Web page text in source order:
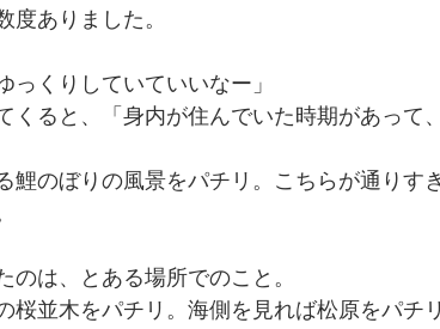
度ありました。
っくりしていていいなー」
くると、「身内が住んでいた時期があって
鯉のぼりの風景をパチリ。こちらが通りす
のは、とある場所でのこと。
桜並木をパチリ。海側を見れば松原をパチリ